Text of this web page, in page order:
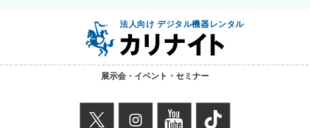
法人向け デジタル機器レンタル
展示会・イベント・セミナー